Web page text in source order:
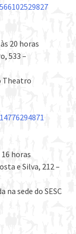
20 horas
533 –
Theatro
horas
e Silva, 212 –
na sede do SESC